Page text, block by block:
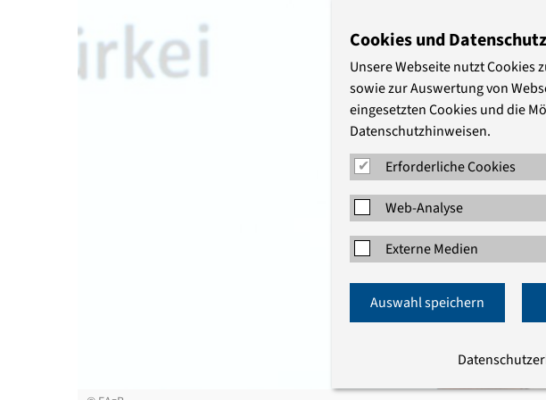
Cookies und Datenschutz
Unsere Webseite nutzt Cookies
sowie zur Auswertung von
eingesetzten Cookies und die
Datenschutzhinweisen.
Erforderliche Cookies
Web-Analyse
Externe Medien
Auswahl speichern